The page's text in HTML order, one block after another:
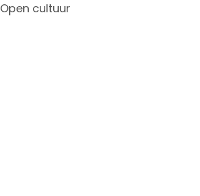
Open cultuur